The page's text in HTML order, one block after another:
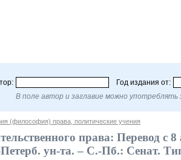
Год издания от:
В поле автор и заглавие можно употреблять
(философия) права, политические учения
права: Перевод
ун-та. – С.-Пб.: Сенат.